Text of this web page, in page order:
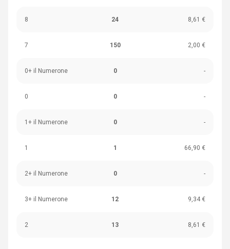
8 24 8,61 €
7 150 2,00 €
0+ il Numerone 0 -
0 0 -
1+ il Numerone 0 -
1 1 66,90 €
2+ il Numerone 0 -
3+ il Numerone 12 9,34 €
2 13 8,61 €